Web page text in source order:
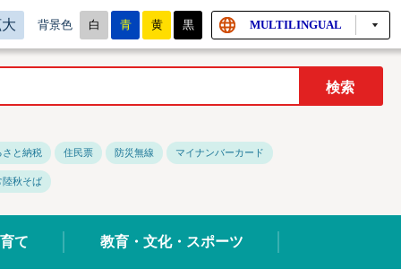
背景色 白 青 黄 黒 MULTILINGUAL
さと納税 住民票 防災無線 マイナンバーカード
陸秋そば
て 教育・文化・スポーツ